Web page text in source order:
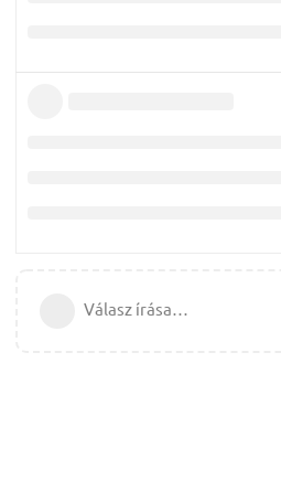
Válasz írása…